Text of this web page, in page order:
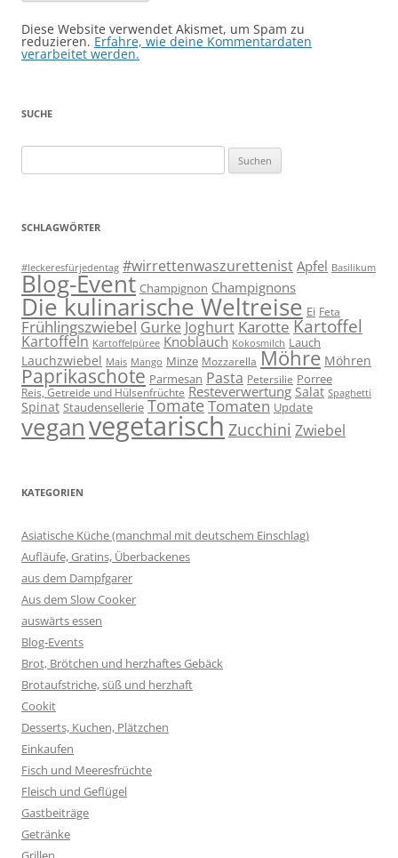
Diese Website verwendet Akismet, um Spam zu
reduzieren. Erfahre, wie deine Kommentardaten
verarbeitet werden.
SUCHE
nach:
SCHLAGWÖRTER
#leckeresfürjedentag #wirrettenwaszurettenist Apfel Basilikum
Blog-Event Champignon Champignons
Die kulinarische Weltreise Ei Feta
Frühlingszwiebel Gurke Joghurt Karotte Kartoffel
Kartoffeln Kartoffelpüree Knoblauch Kokosmilch Lauch
Lauchzwiebel Mais Mango Minze Mozzarella Möhre Möhren
Paprikaschote Parmesan Pasta Petersilie Porree
Reis, Getreide und Hülsenfrüchte Resteverwertung Salat Spaghetti
Spinat Staudensellerie TomateTomaten Update
veganvegetarischZucchini Zwiebel
KATEGORIEN
Asiatische Küche (manchmal mit deutschem Einschlag)
Aufläufe, Gratins, Überbackenes
aus dem Dampfgarer
Aus dem Slow Cooker
auswärts essen
Blog-Events
Brot, Brötchen und herzhaftes Gebäck
Brotaufstriche, süß und herzhaft
Cookit
Desserts, Kuchen, Plätzchen
Einkaufen
Fisch und Meeresfrüchte
Fleisch und Geflügel
Gastbeiträge
Getränke